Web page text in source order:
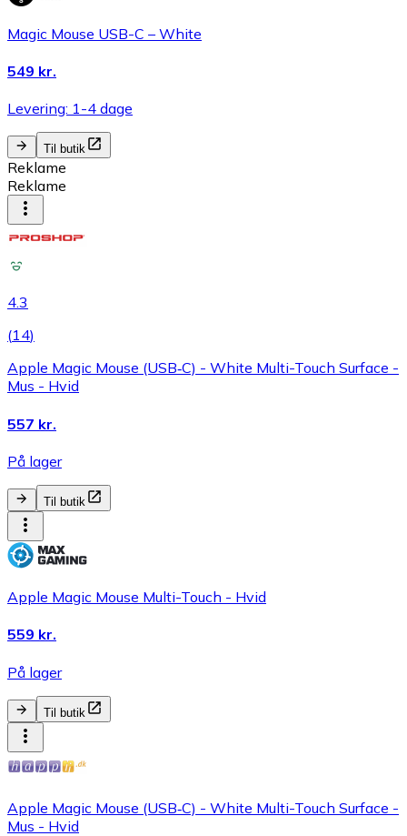
Magic Mouse USB-C – White
549 kr.
Levering: 1-4 dage
Til butik
Reklame
Reklame
4.3
(14)
Apple Magic Mouse (USB‑C) - White Multi-Touch Surface -
Mus - Hvid
557 kr.
På lager
Til butik
Apple Magic Mouse Multi-Touch - Hvid
559 kr.
På lager
Til butik
Apple Magic Mouse (USB‑C) - White Multi-Touch Surface -
Mus - Hvid